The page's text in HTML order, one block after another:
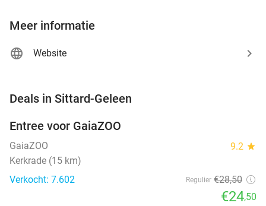
Meer informatie
Website
Deals in Sittard-Geleen
Entree voor GaiaZOO
GaiaZOO 9.2 star
Kerkrade (15 km)
Verkocht: 7.602
Regulier €28,50
€24,50